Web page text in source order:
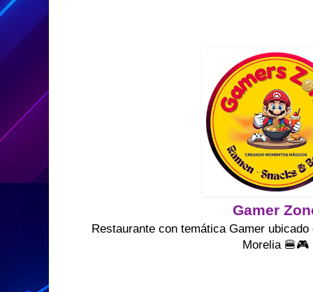
Gamer
Restaurante con temática Gamer
Morelia 🍔🎮